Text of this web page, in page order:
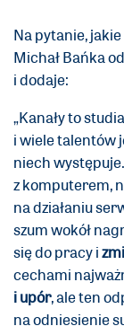
Na pytanie,
Michał Bańka
i dodaje:
„Kanały to
i wiele talentów
niech
z komputerem,
na działaniu
szum wokół
się do pracy i
cechami
i upór, ale ten
na odniesienie